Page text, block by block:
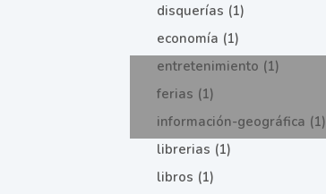
disquerías (1)
economía (1)
entretenimiento (1)
ferias (1)
información-geográfica (1)
librerias (1)
libros (1)